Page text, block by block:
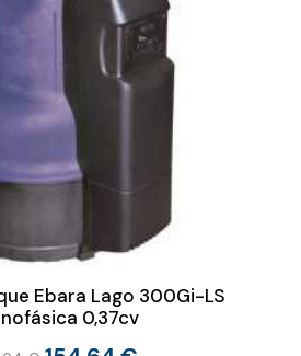
Ebara Lago 300Gi-LS
0,37cv